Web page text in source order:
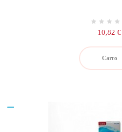
Precio
10,82 €
Carro